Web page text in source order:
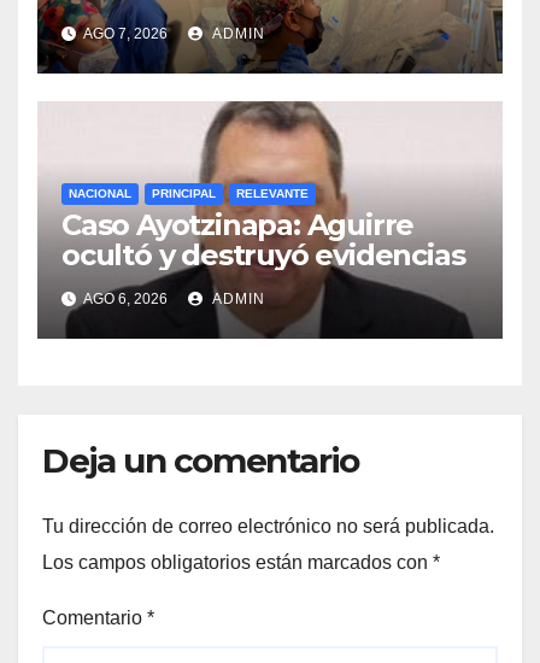
ISSSTE retiran tumor renal a
paciente de 72 años
AGO 7, 2026 ADMIN
NACIONAL PRINCIPAL RELEVANTE
Caso Ayotzinapa: Aguirre
ocultó y destruyó evidencias
AGO 6, 2026 ADMIN
Deja un comentario
Tu dirección de correo electrónico no será publicada.
Los campos obligatorios están marcados con *
Comentario *